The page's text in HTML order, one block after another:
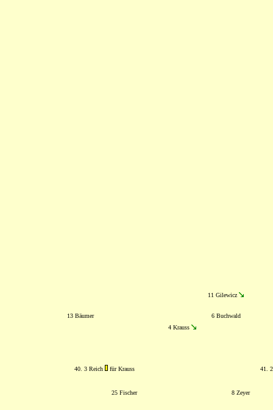
11 Gilewicz
13 Bäumer
6 Buchwald
4 Krauss
40. 3 Reich für Krauss 41.
25 Fischer 8 Zeyer